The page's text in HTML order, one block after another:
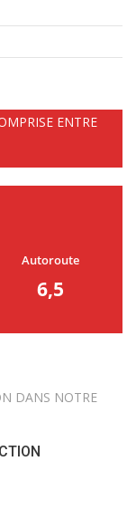
ENTRE
Autoroute
6,5
DANS NOTRE